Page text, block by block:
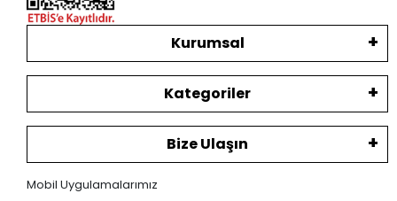
Kurumsal
Kategoriler
Bize Ulaşın
Mobil Uygulamalarımız